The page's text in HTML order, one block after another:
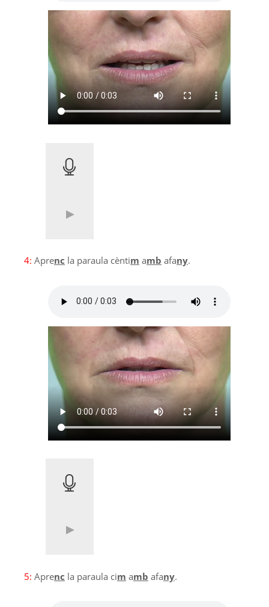
4: Aprenc la paraula cèntim amb afany.
5: Aprenc la paraula cim amb afany.